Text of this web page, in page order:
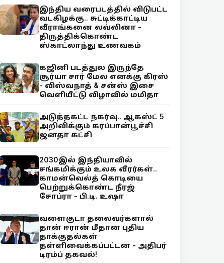
இந்திய வரைபடத்தில் விடுபட்ட
வடகிழக்கு.. சுட்டிக்காட்டிய
வீராங்கனை லவ்லினா -
திருத்திக்கொண்ட
ஸ்காட்லாந்து உணவகம்
கஜினி படத்துல இருந்தே
சூர்யா சார் மேல எனக்கு கிரஸ்
- விஸ்வநாத் & சன்ஸ் இசை
வெளியீட்டு விழாவில் மமிதா
அடுத்தகட்ட நகர்வு.. ஆகஸ்ட் 5
அறிவிக்கும் கரப்பான்பூச்சி
ஜனதா கட்சி
2030இல் இந்தியாவில்
சங்கமிக்கும் உலக வீரர்கள்..
காமன்வெல்த் கொடியை
பெற்றுக்கொண்ட நீரஜ்
சோப்ரா - பி.டி. உஷா
வளைகுடா தலைவர்களால்
தான் ஈரான் மீதான புதிய
தாக்குதல்கள்
தள்ளிவைக்கப்பட்டன - அதிபர்
டிரம்ப் தகவல்!